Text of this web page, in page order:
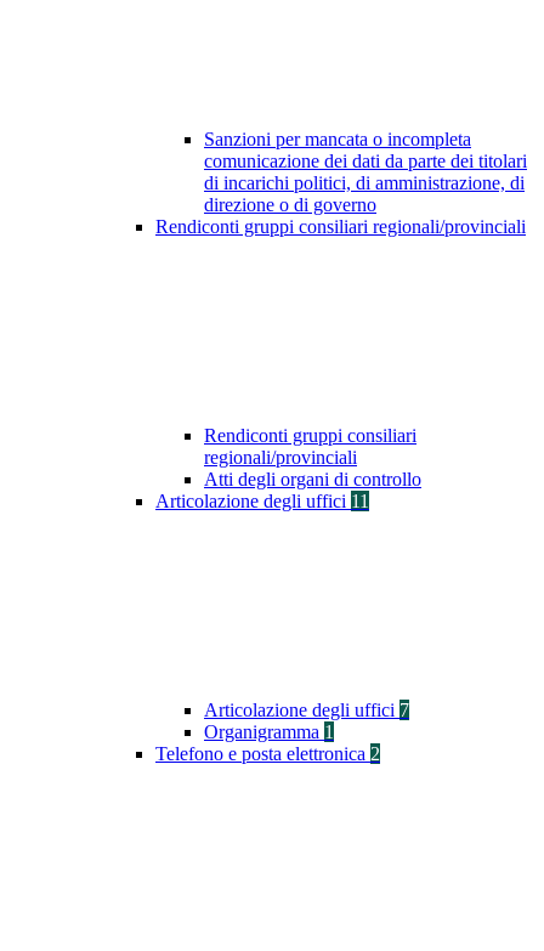
Sanzioni per mancata o incompleta
comunicazione dei dati da parte dei titolari
di incarichi politici, di amministrazione, di
direzione o di governo
Rendiconti gruppi consiliari regionali/provinciali
Rendiconti gruppi consiliari
regionali/provinciali
Atti degli organi di controllo
Articolazione degli uffici 11
Articolazione degli uffici 7
Organigramma 1
Telefono e posta elettronica 2